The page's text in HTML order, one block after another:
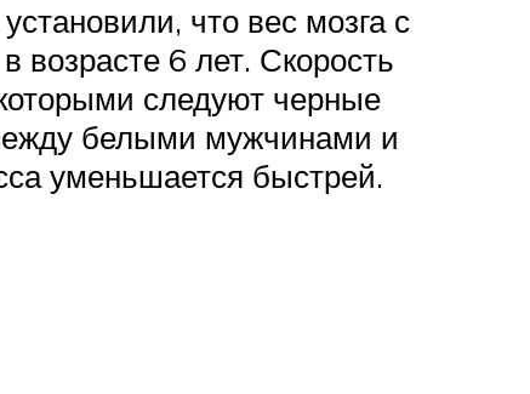
что вес мозга с
возрасте 6 лет. Скорость
следуют черные
белыми мужчинами и
уменьшается быстрей.